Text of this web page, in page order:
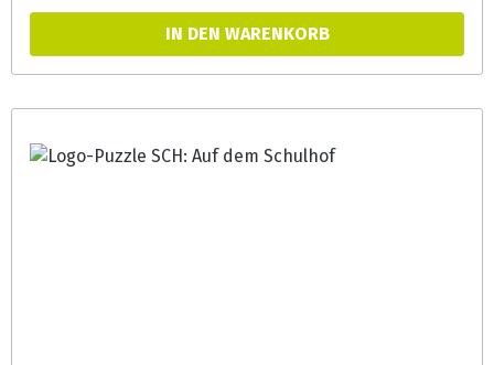
Erzählanlässe und können zur
Phonemsensibilisierung und Wortschatzerweiterung
IN DEN WARENKORB